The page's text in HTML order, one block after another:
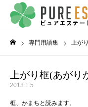
専門用語集 上が
上がり框(あがり
2018.1.5
框、かまちと読みます。